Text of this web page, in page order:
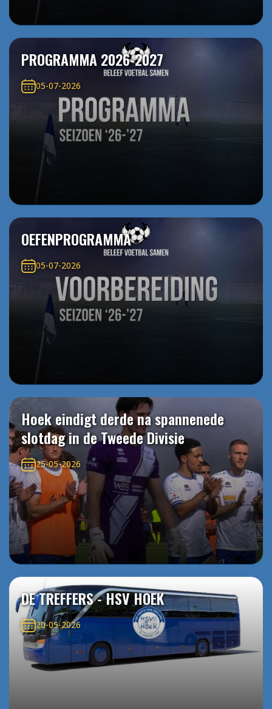
PROGRAMMA 2026-2027
05-07-2026
OEFENPROGRAMMA
05-07-2026
Hoek eindigt derde na spannenede
slotdag in de Tweede Divisie
25-05-2026
DE TREFFERS - HSV HOEK
20-05-2026